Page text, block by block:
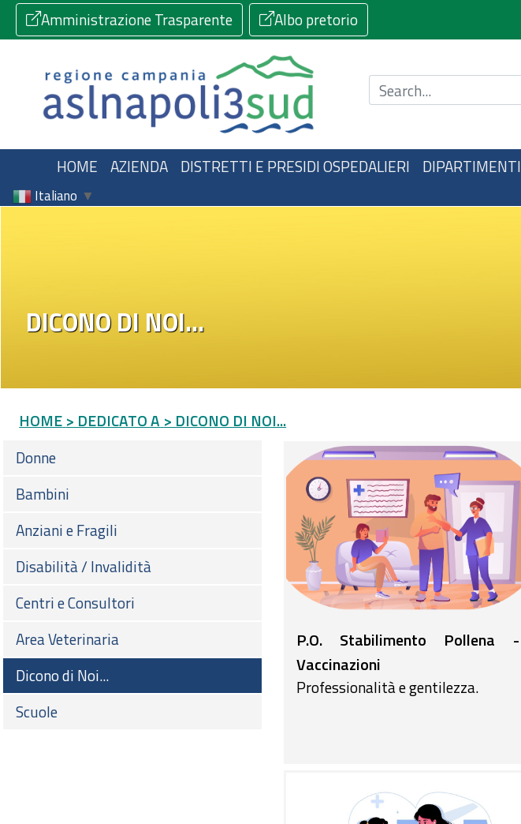
Amministrazione Trasparente Albo pretorio
Cerca nel sito
HOME AZIENDA DISTRETTI E PRESIDI OSPEDALIERI DIPARTIMENTI
Italiano ▼
DICONO DI NOI...
HOME > DEDICATO A > DICONO DI NOI...
Donne
Bambini
Anziani e Fragili
Disabilità / Invalidità
Centri e Consultori
Area Veterinaria
Dicono di Noi...
Scuole
P.O. Stabilimento Pollena -
Vaccinazioni
Professionalità e gentilezza.